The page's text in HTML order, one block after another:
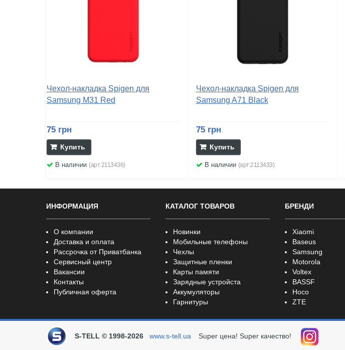
Чехол-накладка Spigen для
Samsung M31 Red
75 грн
Купить
В наличии (арт:2113436)
Чехол-накладка Spigen для
Samsung A71 Black
75 грн
Купить
В наличии (арт:2113433)
ИНФОРМАЦИЯ
О компании
Доставка и оплата
Рассрочка от Приватбанка
Сервисный центр
Вакансии
Контакты
Публичная оферта
КАТАЛОГ ТОВАРОВ
Новинки
Мобильные телефоны
Чехлы
Защитные пленки
Карты памяти
Зарядные устройста
Аккумуляторы
Гарнитуры
БРЕНДИ
Xiaomi
Baseus
Samsung
Motorola
Voltex
BASSF
Hoco
ZTE
S-TELL © 1998-2026 www.s-tell.ua Super цена! Super качество!